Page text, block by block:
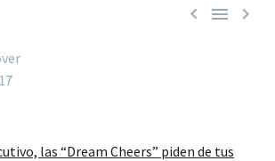
  
las “Dream Cheers” piden de tus